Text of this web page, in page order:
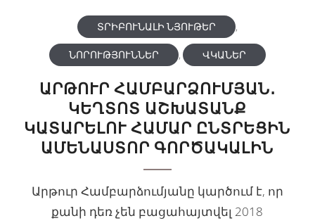
ԱՐԹՈՒՐ ՀԱՄԲԱՐՁՈՒՄՅԱՆ․
ԿԵՂՏՈՏ ԱՇԽԱՏԱՆՔ
ԿԱՏԱՐԵԼՈՒ ՀԱՄԱՐ ԸՆՏՐԵՑԻՆ
ԱՄԵՆԱՍՏՈՐ ԳՈՐԾԱԿԱԼԻՆ
ՏՐԻԲՈՒՆԱԼԻ ՆՅՈՒԹԵՐ ,
ՆՈՐՈՒԹՅՈՒՆՆԵՐ , ՎԿԱՆԵՐ
Արթուր Համբարձումյանը կարծում է, որ
քանի դեռ չեն բացահայտվել 2018